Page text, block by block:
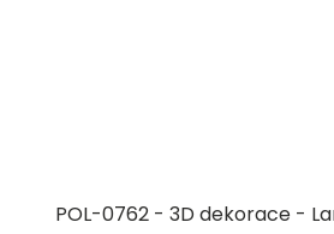
POL-0762 - 3D dekorace -